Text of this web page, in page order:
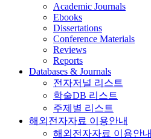
Academic Journals
Ebooks
Dissertations
Conference Materials
Reviews
Reports
Databases & Journals
전자저널 리스트
학술DB 리스트
주제별 리스트
해외전자자료 이용안내
해외전자자료 이용안내